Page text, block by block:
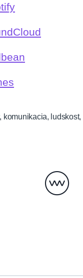
, komunikacia, ludskost,